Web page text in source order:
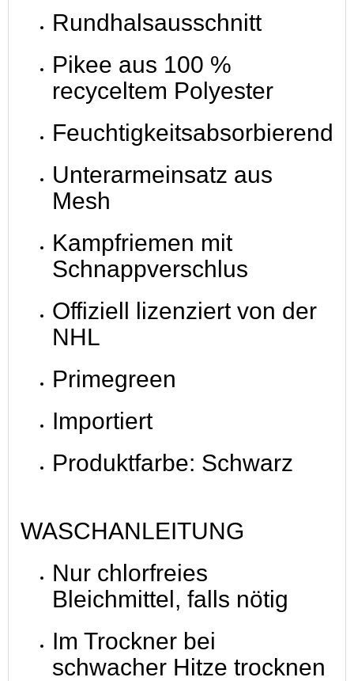
Rundhalsausschnitt
Pikee aus 100 %
recyceltem Polyester
Feuchtigkeitsabsorbierend
Unterarmeinsatz aus
Mesh
Kampfriemen mit
Schnappverschlus
Offiziell lizenziert von der
NHL
Primegreen
Importiert
Produktfarbe: Schwarz
WASCHANLEITUNG
Nur chlorfreies
Bleichmittel, falls nötig
Im Trockner bei
schwacher Hitze trocknen